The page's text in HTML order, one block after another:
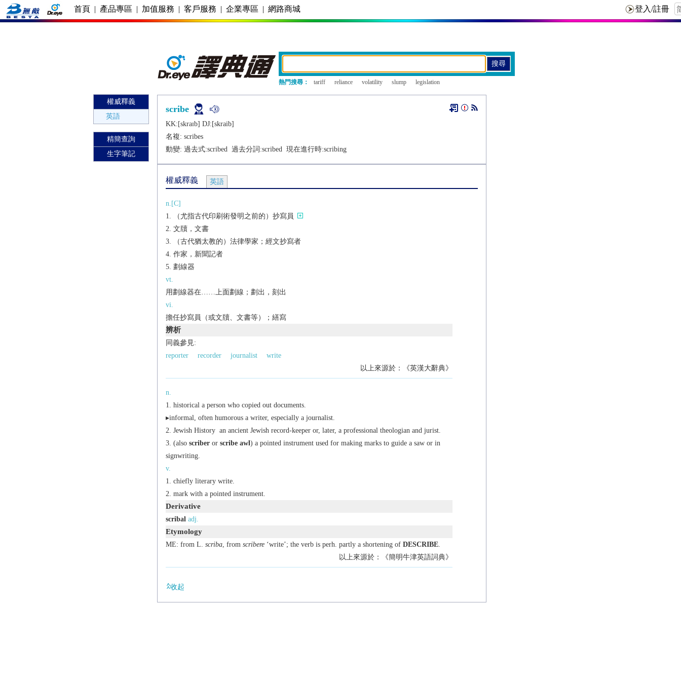
首頁 | 產品專區 | 加值服務 | 客戶服務 | 企業專區 | 網路商城
熱門搜尋： tariff reliance volatility slump legislation
權威釋義
英語
精簡查詢
生字筆記
scribe
KK:[skraɪb] DJ:[skraib]
名複: scribes
動變: 過去式:scribed 過去分詞:scribed 現在進行時:scribing
權威釋義 英語
n.[C]
（尤指古代印刷術發明之前的）抄寫員
文牘，文書
（古代猶太教的）法律學家；經文抄寫者
作家，新聞記者
劃線器
vt.
用劃線器在……上面劃線；劃出，刻出
vi.
擔任抄寫員（或文牘、文書等）；繕寫
辨析
同義參見:
reporter
recorder journalist
write
以上來源於：《英漢大辭典》
n.
historical a person who copied out documents.
▸informal, often humorousa writer, especially a journalist.
Jewish History an ancient Jewish record-keeper or, later, a professional theologian and jurist.
(also scriberor scribe awl ) a pointed instrument used for making marks to guide a saw or in
signwriting.
v.
chiefly literarywrite.
mark with a pointed instrument.
Derivative
scribal adj.
Etymology
ME: from L. scriba, from scribere‘write’; the verb is perh. partly a shortening of DESCRIBE.
以上來源於：《簡明牛津英語詞典》
收起